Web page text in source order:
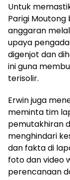
Untuk
Parigi
anggaran
upaya
digenjot dan
ini guna
terisolir.
Erwin juga
meminta tim
pemutakhiran
menghindari
dan fakta di
foto dan video
perencanaan